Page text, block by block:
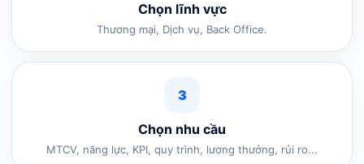
Chọn lĩnh vực
Thương mại, Dịch vụ, Back Office.
3
Chọn nhu cầu
MTCV, năng lực, KPI, quy trình, lương thưởng, rủi ro...